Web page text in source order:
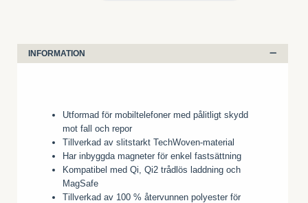
INFORMATION
Utformad för mobiltelefoner med pålitligt skydd
mot fall och repor
Tillverkad av slitstarkt TechWoven-material
Har inbyggda magneter för enkel fastsättning
Kompatibel med Qi, Qi2 trådlös laddning och
MagSafe
Tillverkad av 100 % återvunnen polyester för